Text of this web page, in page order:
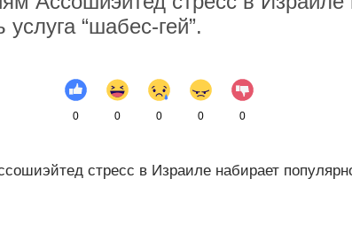
услуга “шабес-гей”.
0 0 0 0 0
стресс в Израиле набирает